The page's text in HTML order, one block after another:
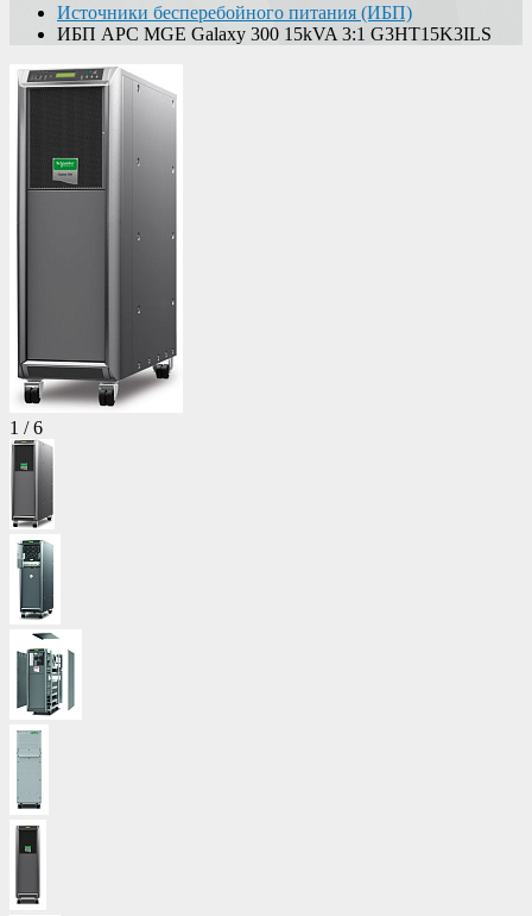
Источники бесперебойного питания (ИБП)
ИБП APC MGE Galaxy 300 15kVA 3:1 G3HT15K3ILS
1 /6